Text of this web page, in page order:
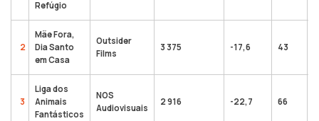
Refúgio
2
Mãe Fora,
Dia Santo
em Casa
Outsider
Films
3 375 -17,6 43
3
Liga dos
Animais
Fantásticos
NOS
Audiovisuais
2 916 -22,7 66